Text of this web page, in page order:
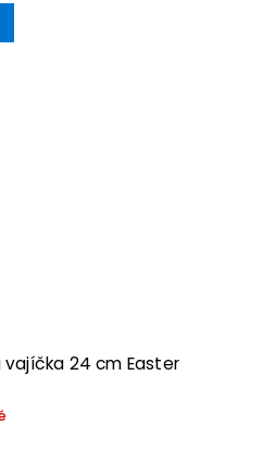
vajíčka 24 cm Easter